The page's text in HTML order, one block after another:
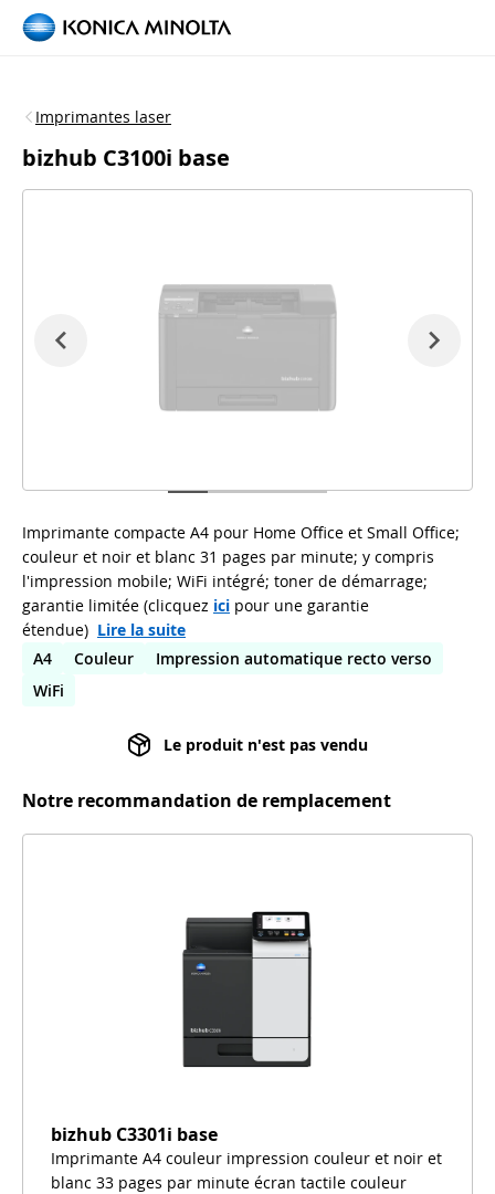
Imprimantes laser
bizhub C3100i base
Imprimante compacte A4 pour Home Office et Small Office;
couleur et noir et blanc 31 pages par minute; y compris
l'impression mobile; WiFi intégré; toner de démarrage;
garantie limitée (clicquez ici pour une garantie
étendue) Lire la suite
A4
Couleur
Impression automatique recto verso
WiFi
Le produit n'est pas vendu
Notre recommandation de remplacement
bizhub C3301i base
Imprimante A4 couleur impression couleur et noir et
blanc 33 pages par minute écran tactile couleur